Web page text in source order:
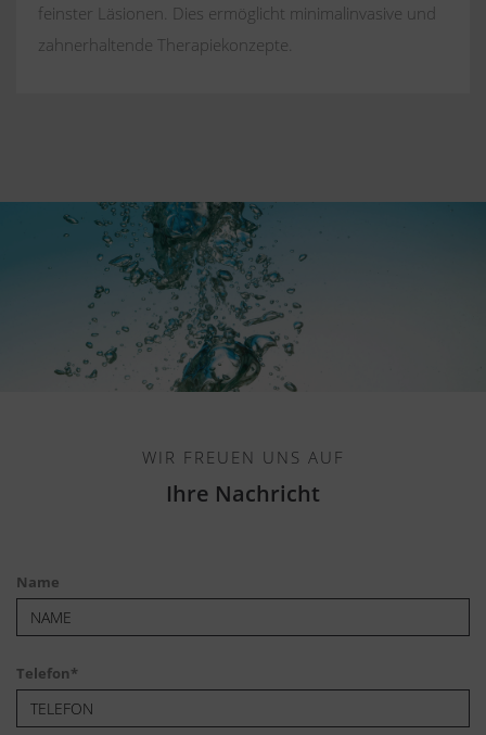
feinster Läsionen. Dies ermöglicht minimalinvasive und
zahnerhaltende Therapiekonzepte.
WIR FREUEN UNS AUF
Ihre Nachricht
Name
Telefon*